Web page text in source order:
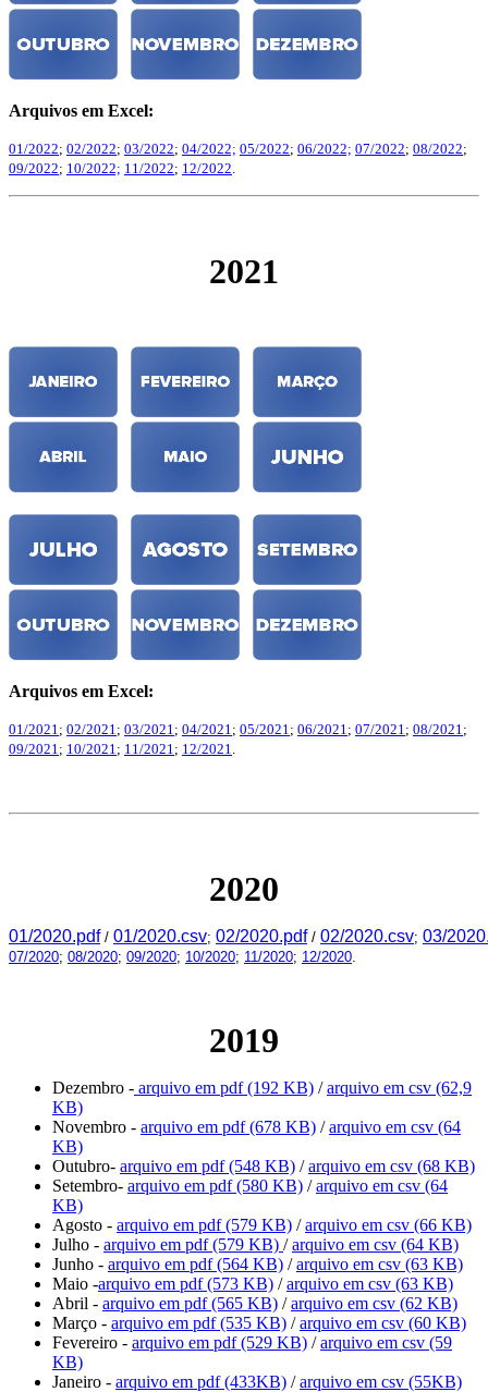
Arquivos em Excel:
01/2022; 02/2022; 03/2022; 04/2022; 05/2022; 06/2022; 07/2022; 08/2022;
09/2022; 10/2022; 11/2022; 12/2022
2021
Arquivos em Excel:
01/2021 ; 02/2021 ; 03/2021 ; 04/2021 ; 05/2021 ; 06/2021 ; 07/2021 ; 08/2021 ;
09/2021 ; 10/2021 ; 11/2021 ; 12/2021
2020
01/2020.pdf/ 01/2020.csv; 02/2020.pdf/ 02/2020.csv; 03/
07/2020; 08/2020; 09/2020; 10/2020; 11/2020; 12/2020
2019
Dezembro - arquivo em pdf (192 KB) /arquivo em csv (62,9
KB)
Novembro - arquivo em pdf (678 KB) /arquivo em csv (64
KB)
Outubro- arquivo em pdf (548 KB) /arquivo em csv (68 KB)
Setembro- arquivo em pdf (580 KB) /arquivo em csv (64
KB)
Agosto - arquivo em pdf (579 KB) /arquivo em csv (66 KB)
Julho - arquivo em pdf (579 KB) /arquivo em csv (64 KB)
Junho - arquivo em pdf (564 KB) /arquivo em csv (63 KB)
Maio -arquivo em pdf (573 KB) /arquivo em csv (63 KB)
Abril - arquivo em pdf (565 KB) /arquivo em csv (62 KB)
Março - arquivo em pdf (535 KB) /arquivo em csv (60 KB)
Fevereiro - arquivo em pdf (529 KB) /arquivo em csv (59
KB)
Janeiro - arquivo em pdf (433KB) /arquivo em csv (55KB)